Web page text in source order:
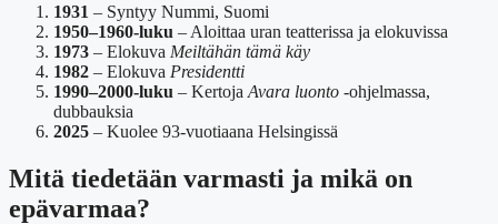
1931 – Syntyy Nummi, Suomi
1950–1960-luku – Aloittaa uran teatterissa ja elokuvissa
1973 – Elokuva Meiltähän tämä käy
1982 – Elokuva Presidentti
1990–2000-luku – Kertoja Avara luonto -ohjelmassa,
dubbauksia
2025 – Kuolee 93-vuotiaana Helsingissä
Mitä tiedetään varmasti ja mikä on
epävarmaa?